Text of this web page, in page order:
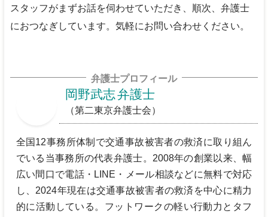
スタッフがまずお話を伺わせていただき、順次、弁護士
におつなぎしています。気軽にお問い合わせください。
弁護士プロフィール
岡野武志弁護士
（第二東京弁護士会）
全国12事務所体制で交通事故被害者の救済に取り組ん
でいる当事務所の代表弁護士。2008年の創業以来、幅
広い間口で電話・LINE・メール相談などに無料で対応
し、2024年現在は交通事故被害者の救済を中心に精力
的に活動している。フットワークの軽い行動力とタフ